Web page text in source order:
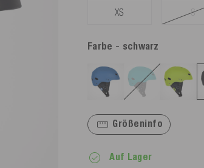
XS S
Farbe - schwarz
Größeninfo
Auf Lager